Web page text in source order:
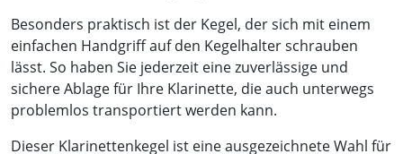
Besonders praktisch ist der Kegel, der sich mit einem
einfachen Handgriff auf den Kegelhalter schrauben
lässt. So haben Sie jederzeit eine zuverlässige und
sichere Ablage für Ihre Klarinette, die auch unterwegs
problemlos transportiert werden kann.
Dieser Klarinettenkegel ist eine ausgezeichnete Wahl für